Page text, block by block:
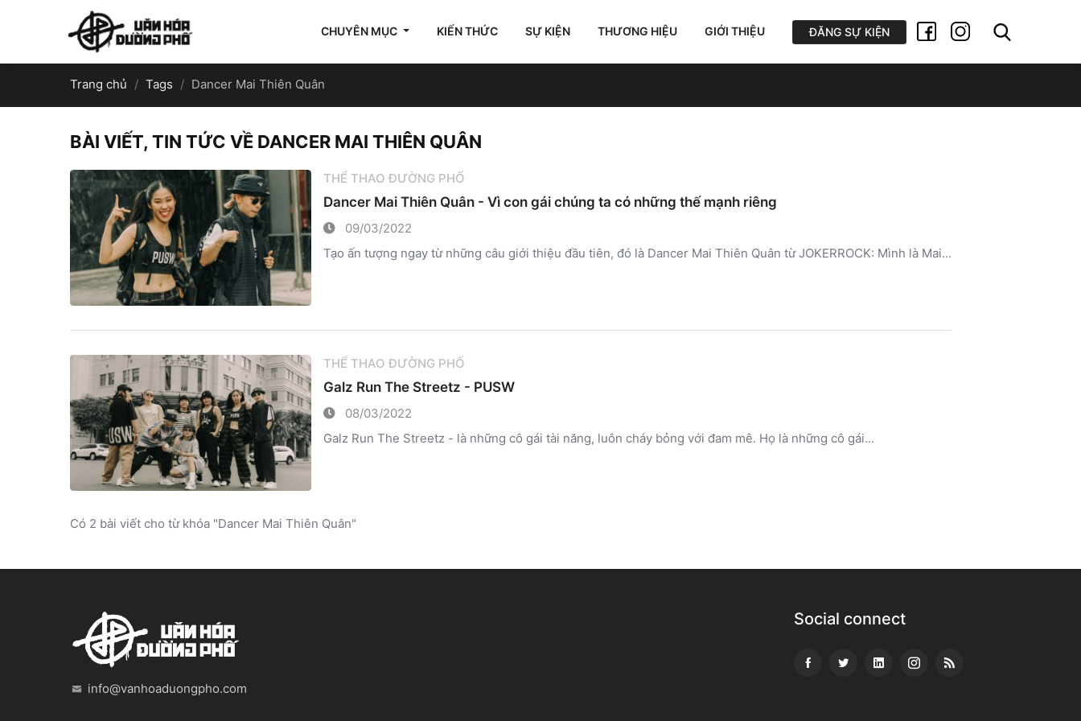
CHUYÊN MỤC KIẾN THỨC SỰ KIỆN THƯƠNG HIỆU GIỚI THIỆU ĐĂNG SỰ KIỆN
Trang chủ Tags Dancer Mai Thiên Quân
BÀI VIẾT, TIN TỨC VỀ DANCER MAI THIÊN QUÂN
THỂ THAO ĐƯỜNG PHỐ
Dancer Mai Thiên Quân - Vì con gái chúng ta có những thế mạnh riêng
09/03/2022
Tạo ấn tượng ngay từ những câu giới thiệu đầu tiên, đó là Dancer Mai Thiên Quân từ JOKERROCK: Mình là Mai...
THỂ THAO ĐƯỜNG PHỐ
Galz Run The Streetz - PUSW
08/03/2022
Galz Run The Streetz - là những cô gái tài năng, luôn cháy bỏng với đam mê. Họ là những cô gái...
Có 2 bài viết cho từ khóa "Dancer Mai Thiên Quân"
info@vanhoaduongpho.com
Social connect